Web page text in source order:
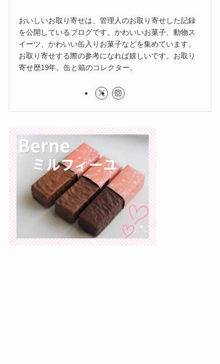
おいしいお取り寄せは、管理人のお取り寄せした記録
を公開しているブログです。かわいいお菓子、動物ス
イーツ、かわいい缶入りお菓子などを集めています。
お取り寄せする際の参考になれば嬉しいです。お取り
寄せ歴19年。缶と箱のコレクター。